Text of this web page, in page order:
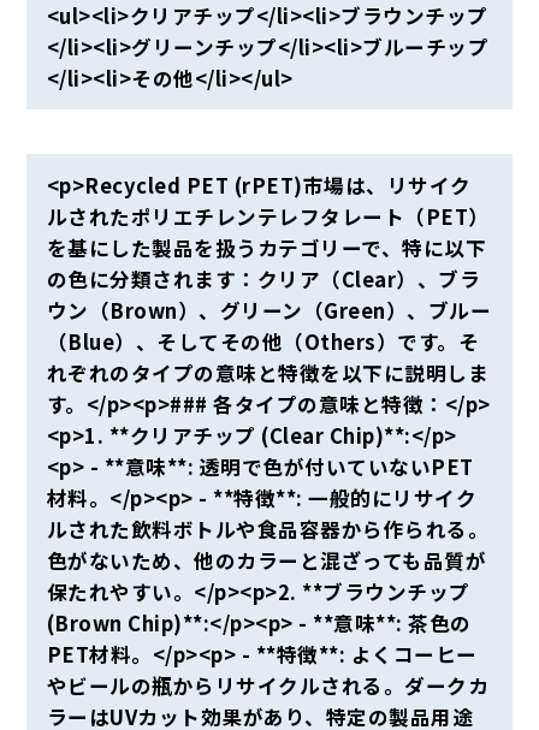
<ul><li>クリアチップ</li><li>ブラウンチップ
</li><li>グリーンチップ</li><li>ブルーチップ
</li><li>その他</li></ul>
<p>Recycled PET (rPET)市場は、リサイク
ルされたポリエチレンテレフタレート（PET）
を基にした製品を扱うカテゴリーで、特に以下
の色に分類されます：クリア（Clear）、ブラ
ウン（Brown）、グリーン（Green）、ブルー
（Blue）、そしてその他（Others）です。そ
れぞれのタイプの意味と特徴を以下に説明しま
す。</p><p>### 各タイプの意味と特徴：</p>
<p>1. **クリアチップ (Clear Chip)**:</p>
<p> - **意味**: 透明で色が付いていないPET
材料。</p><p> - **特徴**: 一般的にリサイク
ルされた飲料ボトルや食品容器から作られる。
色がないため、他のカラーと混ざっても品質が
保たれやすい。</p><p>2. **ブラウンチップ
(Brown Chip)**:</p><p> - **意味**: 茶色の
PET材料。</p><p> - **特徴**: よくコーヒー
やビールの瓶からリサイクルされる。ダークカ
ラーはUVカット効果があり、特定の製品用途